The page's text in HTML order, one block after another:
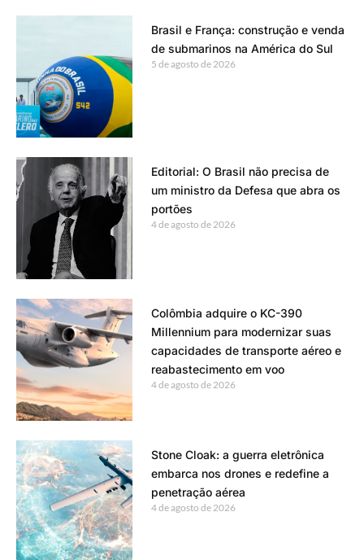
Brasil e França: construção e venda
de submarinos na América do Sul
5 de agosto de 2026
Editorial: O Brasil não precisa de
um ministro da Defesa que abra os
portões
4 de agosto de 2026
Colômbia adquire o KC-390
Millennium para modernizar suas
capacidades de transporte aéreo e
reabastecimento em voo
4 de agosto de 2026
Stone Cloak: a guerra eletrônica
embarca nos drones e redefine a
penetração aérea
4 de agosto de 2026